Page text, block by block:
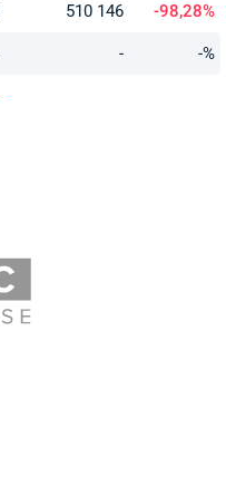
510 146 -98,28%
- -%